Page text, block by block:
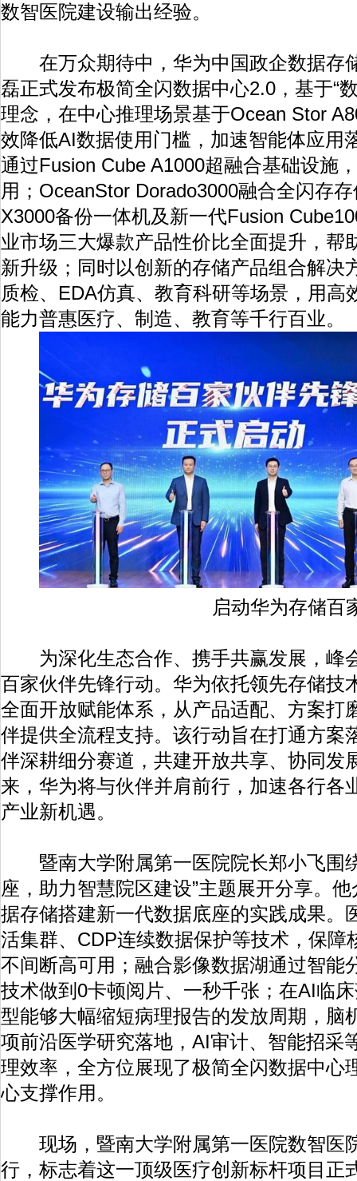
数智医院建设输出经验。
在万众期待中，华为中国政企数据存
磊正式发布极简全闪数据中心2.0，基于“
理念，在中心推理场景基于Ocean Stor
效降低AI数据使用门槛，加速智能体应用
通过Fusion Cube A1000超融合基础设施
用；OceanStor Dorado3000融合全闪存
X3000备份一体机及新一代Fusion
业市场三大爆款产品性价比全面提升，帮
新升级；同时以创新的存储产品组合解决
质检、EDA仿真、教育科研等场景，用高
能力普惠医疗、制造、教育等千行百业。
启动华为存储百家伙伴
为深化生态合作、携手共赢发展，峰
百家伙伴先锋行动。华为依托领先存储技
全面开放赋能体系，从产品适配、方案打
伴提供全流程支持。该行动旨在打通方案
伴深耕细分赛道，共建开放共享、协同发
来，华为将与伙伴并肩前行，加速各行各
产业新机遇。
暨南大学附属第一医院院长郑小飞围
座，助力智慧院区建设”主题展开分享。
据存储搭建新一代数据底座的实践成果。
活集群、CDP连续数据保护等技术，保障
不间断高可用；融合影像数据湖通过智能
技术做到0卡顿阅片、一秒千张；在AI临
型能够大幅缩短病理报告的发放周期，脑
项前沿医学研究落地，AI审计、智能招采
理效率，全方位展现了极简全闪数据中心
心支撑作用。
现场，暨南大学附属第一医院数智医
行，标志着这一顶级医疗创新标杆项目正